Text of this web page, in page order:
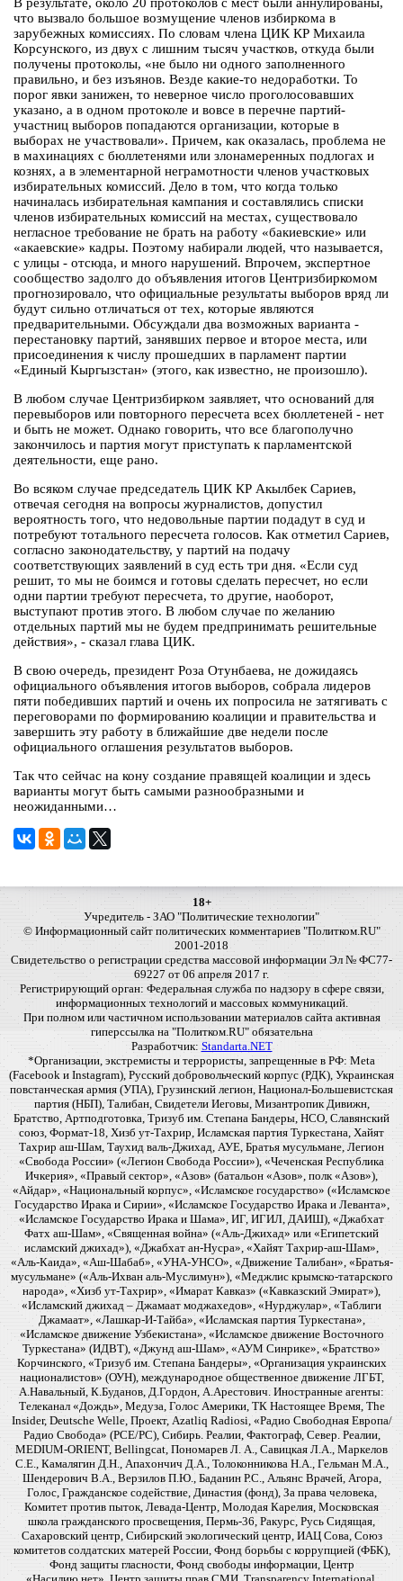
что вызвало большое возмущение членов избиркома в
зарубежных комиссиях. По словам члена ЦИК КР Михаила
Корсунского, из двух с лишним тысяч участков, откуда были
получены протоколы, «не было ни одного заполненного
правильно, и без изъянов. Везде какие-то недоработки. То
порог явки занижен, то неверное число проголосовавших
указано, а в одном протоколе и вовсе в перечне партий-
участниц выборов попадаются организации, которые в
выборах не участвовали». Причем, как оказалась, проблема не
в махинациях с бюллетенями или злонамеренных подлогах и
кознях, а в элементарной неграмотности членов участковых
избирательных комиссий. Дело в том, что когда только
начиналась избирательная кампания и составлялись списки
членов избирательных комиссий на местах, существовало
негласное требование не брать на работу «бакиевские» или
«акаевские» кадры. Поэтому набирали людей, что называется,
с улицы - отсюда, и много нарушений. Впрочем, экспертное
сообщество задолго до объявления итогов Центризбиркомом
прогнозировало, что официальные результаты выборов вряд ли
будут сильно отличаться от тех, которые являются
предварительными. Обсуждали два возможных варианта -
перестановку партий, занявших первое и второе места, или
присоединения к числу прошедших в парламент партии
«Единый Кыргызстан» (этого, как известно, не произошло).
В любом случае Центризбирком заявляет, что оснований для
перевыборов или повторного пересчета всех бюллетеней - нет
и быть не может. Однако говорить, что все благополучно
закончилось и партия могут приступать к парламентской
деятельности, еще рано.
Во всяком случае председатель ЦИК КР Акылбек Сариев,
отвечая сегодня на вопросы журналистов, допустил
вероятность того, что недовольные партии подадут в суд и
потребуют тотального пересчета голосов. Как отметил Сариев,
согласно законодательству, у партий на подачу
соответствующих заявлений в суд есть три дня. «Если суд
решит, то мы не боимся и готовы сделать пересчет, но если
одни партии требуют пересчета, то другие, наоборот,
выступают против этого. В любом случае по желанию
отдельных партий мы не будем предпринимать решительные
действия», - сказал глава ЦИК.
В свою очередь, президент Роза Отунбаева, не дожидаясь
официального объявления итогов выборов, собрала лидеров
пяти победивших партий и очень их попросила не затягивать с
переговорами по формированию коалиции и правительства и
завершить эту работу в ближайшие две недели после
официального оглашения результатов выборов.
Так что сейчас на кону создание правящей коалиции и здесь
варианты могут быть самыми разнообразными и
неожиданными…
18+
Учредитель - ЗАО "Политические технологии"
© Информационный сайт политических комментариев "Политком.RU"
2001-2018
Свидетельство о регистрации средства массовой информации Эл № ФС77-
69227 от 06 апреля 2017 г.
Регистрирующий орган: Федеральная служба по надзору в сфере связи,
информационных технологий и массовых коммуникаций.
При полном или частичном использовании материалов сайта активная
гиперссылка на "Политком.RU" обязательна
Разработчик: Standarta.NET
*Организации, экстремисты и террористы, запрещенные в РФ: Meta
(Facebook и Instagram), Русский добровольческий корпус (РДК), Украинская
повстанческая армия (УПА), Грузинский легион, Национал-Большевистская
партия (НБП), Талибан, Свидетели Иеговы, Мизантропик Дивижн,
Братство, Артподготовка, Тризуб им. Степана Бандеры, НСО, Славянский
союз, Формат-18, Хизб ут-Тахрир, Исламская партия Туркестана, Хайят
Тахрир аш-Шам, Таухид валь-Джихад, АУЕ, Братья мусульмане, Легион
«Свобода России» («Легион Свобода России»), «Чеченская Республика
Ичкерия», «Правый сектор», «Азов» (батальон «Азов», полк «Азов»),
«Айдар», «Национальный корпус», «Исламское государство» («Исламское
Государство Ирака и Сирии», «Исламское Государство Ирака и Леванта»,
«Исламское Государство Ирака и Шама», ИГ, ИГИЛ, ДАИШ), «Джабхат
Фатх аш-Шам», «Священная война» («Аль-Джихад» или «Египетский
исламский джихад»), «Джабхат ан-Нусра», «Хайят Тахрир-аш-Шам»,
«Аль-Каида», «Аш-Шабаб», «УНА-УНСО», «Движение Талибан», «Братья-
мусульмане» («Аль-Ихван аль-Муслимун»), «Меджлис крымско-татарского
народа», «Хизб ут-Тахрир», «Имарат Кавказ» («Кавказский Эмират»),
«Исламский джихад – Джамаат моджахедов», «Нурджулар», «Таблиги
Джамаат», «Лашкар-И-Тайба», «Исламская партия Туркестана»,
«Исламское движение Узбекистана», «Исламское движение Восточного
Туркестана» (ИДВТ), «Джунд аш-Шам», «АУМ Синрике», «Братство»
Корчинского, «Тризуб им. Степана Бандеры», «Организация украинских
националистов» (ОУН), международное общественное движение ЛГБТ,
А.Навальный, К.Буданов, Д.Гордон, А.Арестович. Иностранные агенты:
Телеканал «Дождь», Медуза, Голос Америки, ТК Настоящее Время, The
Insider, Deutsche Welle, Проект, Azatliq Radiosi, «Радио Свободная Европа/
Радио Свобода» (PCE/PC), Сибирь. Реалии, Фактограф, Север. Реалии,
MEDIUM-ORIENT, Bellingcat, Пономарев Л. А., Савицкая Л.А., Маркелов
С.Е., Камалягин Д.Н., Апахончич Д.А., Толоконникова Н.А., Гельман М.А.,
Шендерович В.А., Верзилов П.Ю., Баданин Р.С., Альянс Врачей, Агора,
Голос, Гражданское содействие, Династия (фонд), За права человека,
Комитет против пыток, Левада-Центр, Молодая Карелия, Московская
школа гражданского просвещения, Пермь-36, Ракурс, Русь Сидящая,
Сахаровский центр, Сибирский экологический центр, ИАЦ Сова, Союз
комитетов солдатских матерей России, Фонд борьбы с коррупцией (ФБК),
Фонд защиты гласности, Фонд свободы информации, Центр